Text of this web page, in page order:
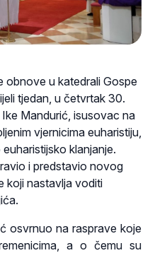
obnove u katedrali Gospe
tjedan, u četvrtak 30.
Mandurić, isusovac na
vjernicima euharistiju,
klanjanje.
i predstavio novog
koji nastavlja voditi
osvrnuo na rasprave koje
a o čemu su